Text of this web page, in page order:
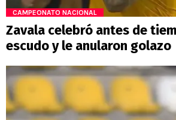
CAMPEONATO NACIONAL
Zavala celebró antes de
escudo y le anularon golazo